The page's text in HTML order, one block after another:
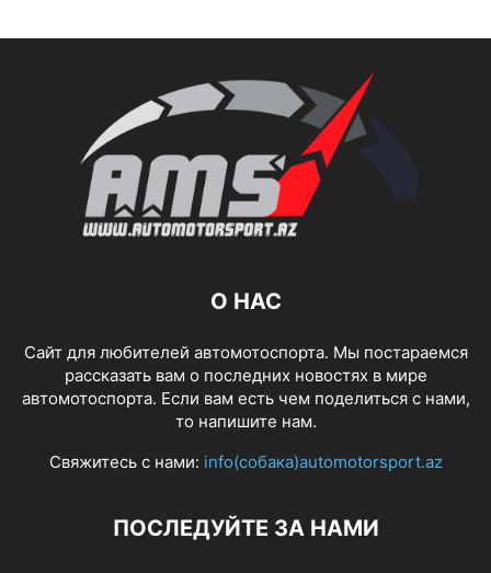
О НАС
Сайт для любителей автомотоспорта. Мы постараемся
рассказать вам о последних новостях в мире
автомотоспорта. Если вам есть чем поделиться с нами,
то напишите нам.
Свяжитесь с нами: info(собака)automotorsport.az
ПОСЛЕДУЙТЕ ЗА НАМИ